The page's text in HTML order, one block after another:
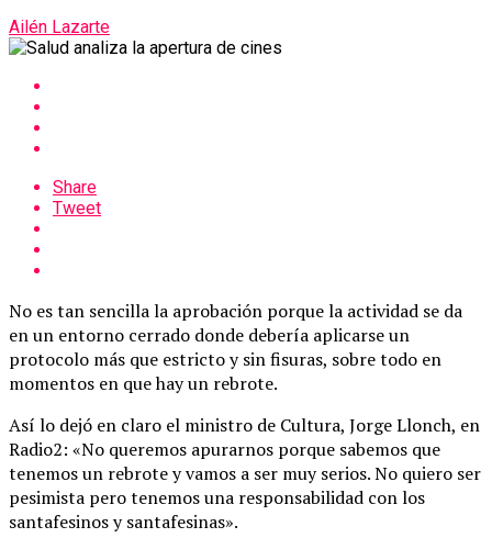
Ailén Lazarte
Share
Tweet
No es tan sencilla la aprobación porque la actividad se da
en un entorno cerrado donde debería aplicarse un
protocolo más que estricto y sin fisuras, sobre todo en
momentos en que hay un rebrote.
Así lo dejó en claro el ministro de Cultura, Jorge Llonch, en
Radio2: «No queremos apurarnos porque sabemos que
tenemos un rebrote y vamos a ser muy serios. No quiero ser
pesimista pero tenemos una responsabilidad con los
santafesinos y santafesinas».